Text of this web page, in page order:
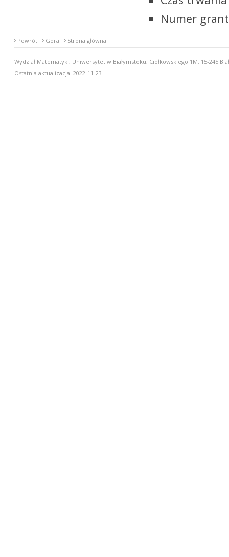
Numer
Powrót Góra Strona główna
Wydział Matematyki, Uniwersytet w Białymstoku, Ciołkowskiego 1M, 15-245
Ostatnia aktualizacja: 2022-11-23